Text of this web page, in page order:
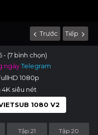
Trước Tiếp
- (7 bình chọn)
ngàyTelegram
1080p
siêu nét
1080 V2
Tập 21 Tập 20